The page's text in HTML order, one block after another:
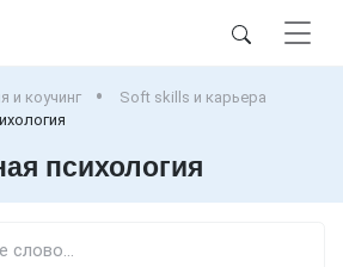
и коучинг
Soft skills и карьера
психология